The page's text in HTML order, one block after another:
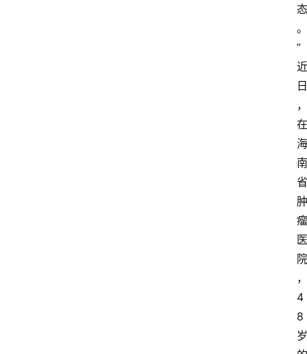
态
。
”
近
日
，
在
海
南
省
肿
瘤
医
院
，
4
8
岁